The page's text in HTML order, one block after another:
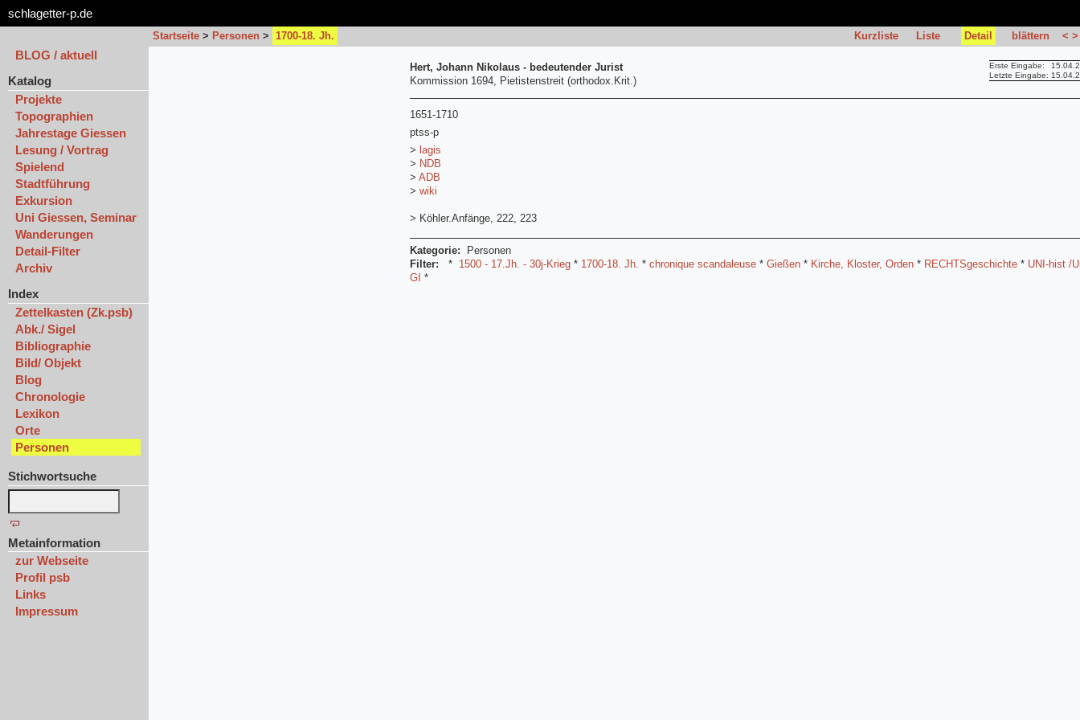
schlagetter-p.de
Startseite > Personen > 1700-18. Jh. Kurzliste Liste Detail blättern < >
BLOG / aktuell
Katalog
Projekte
Topographien
Jahrestage Giessen
Lesung / Vortrag
Spielend
Stadtführung
Exkursion
Uni Giessen, Seminar
Wanderungen
Detail-Filter
Archiv
Index
Zettelkasten (Zk.psb)
Abk./ Sigel
Bibliographie
Bild/ Objekt
Blog
Chronologie
Lexikon
Orte
Personen
Stichwortsuche
Metainformation
zur Webseite
Profil psb
Links
Impressum
Erste Eingabe:
Letzte Eingabe:
Hert, Johann Nikolaus - bedeutender Jurist
Kommission 1694, Pietistenstreit (orthodox.Krit.)
1651-1710
ptss-p
> lagis
> NDB
> ADB
> wiki
> Köhler.Anfänge, 222, 223
Kategorie:
Personen
Filter:
* 1500 - 17.Jh. - 30j-Krieg * 1700-18. Jh. * chronique scandaleuse * Gießen * Kirche, Kloster, Orden * RECHTSgeschichte * UNI-hist /
GI *